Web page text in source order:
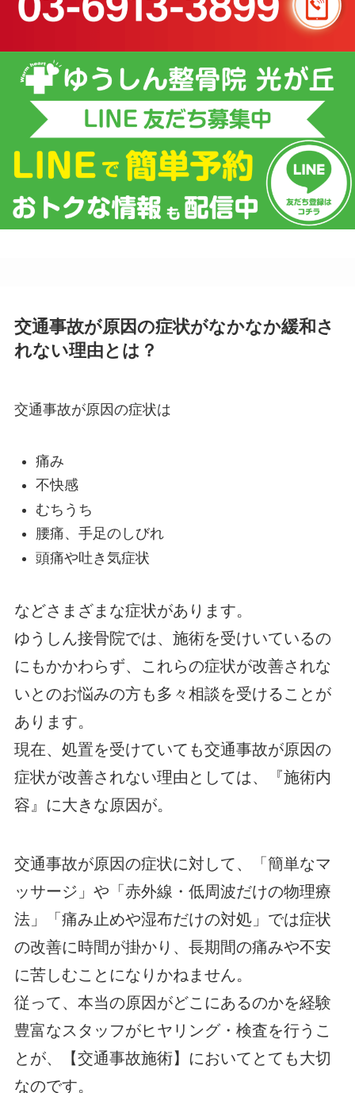
交通事故が原因の症状がなかなか緩和さ
れない理由とは？
交通事故が原因の症状は
痛み
不快感
むちうち
腰痛、手足のしびれ
頭痛や吐き気症状
などさまざまな症状があります。
ゆうしん接骨院では、施術を受けいているの
にもかかわらず、これらの症状が改善されな
いとのお悩みの方も多々相談を受けることが
あります。
現在、処置を受けていても交通事故が原因の
症状が改善されない理由としては、『施術内
容』に大きな原因が。
交通事故が原因の症状に対して、「簡単なマ
ッサージ」や「赤外線・低周波だけの物理療
法」「痛み止めや湿布だけの対処」では症状
の改善に時間が掛かり、長期間の痛みや不安
に苦しむことになりかねません。
従って、本当の原因がどこにあるのかを経験
豊富なスタッフがヒヤリング・検査を行うこ
とが、【交通事故施術】においてとても大切
なのです。